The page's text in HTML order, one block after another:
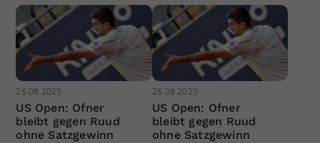
26.08.2025
US Open: Ofner
bleibt gegen Ruud
ohne Satzgewinn
26.08.2025
US Open: Ofner
bleibt gegen Ruud
ohne Satzgewinn